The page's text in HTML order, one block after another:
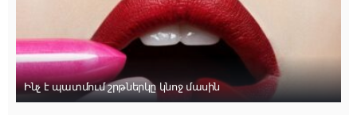
Ինչ է պատմում շրթներկը կնոջ մասին